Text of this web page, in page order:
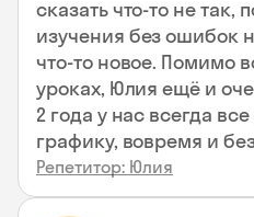
сказать что-то не так,
изучения без ошибок
что-то новое. Помимо
уроках, Юлия ещё и
2 года у нас всегда
графику, вовремя и
Репетитор: Юлия